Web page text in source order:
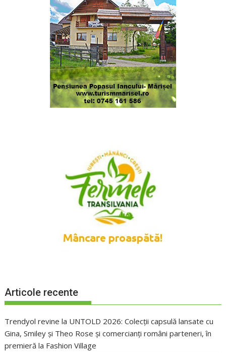
Articole recente
Trendyol revine la UNTOLD 2026: Colecții capsulă lansate cu
Gina, Smiley și Theo Rose și comercianți români parteneri, în
premieră la Fashion Village